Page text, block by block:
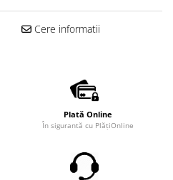
Cere informatii
Plată Online
În sigurantă cu PlățiOnline